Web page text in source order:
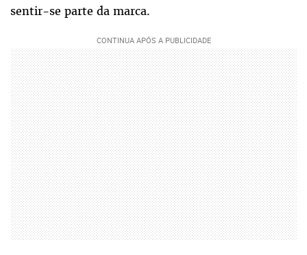
sentir-se parte da marca.